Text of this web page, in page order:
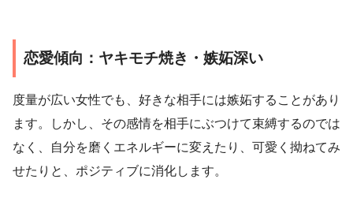
恋愛傾向：ヤキモチ焼き・嫉妬深い
度量が広い女性でも、好きな相手には嫉妬することがあり
ます。しかし、その感情を相手にぶつけて束縛するのでは
なく、自分を磨くエネルギーに変えたり、可愛く拗ねてみ
せたりと、ポジティブに消化します。